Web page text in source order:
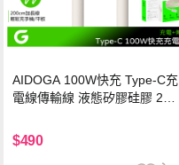
AIDOGA 100W快充 Type-C充
電線傳輸線 液態矽膠硅膠 2M
$490